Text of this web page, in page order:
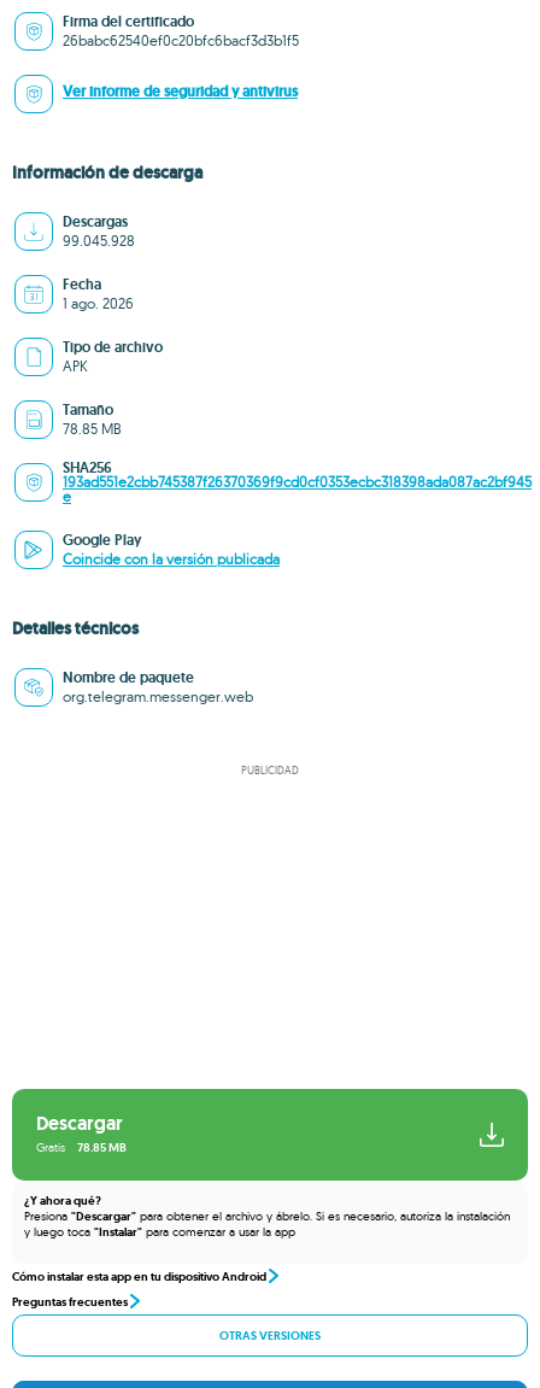
Firma del certificado
26babc62540ef0c20bfc6bacf3d3b1f5
Ver informe de seguridad y antivirus
Información de descarga
Descargas
99.045.928
Fecha
1 ago. 2026
Tipo de archivo
APK
Tamaño
78.85 MB
SHA256
193ad551e2cbb745387f26370369f9cd0cf0353ecbc318398ada087ac2bf945
e
Google Play
Coincide con la versión publicada
Detalles técnicos
Nombre de paquete
org.telegram.messenger.web
PUBLICIDAD
Descargar
78.85 MB
Gratis
¿Y ahora qué?
Presiona "Descargar" para obtener el archivo y ábrelo. Si es necesario, autoriza la instalación
y luego toca "Instalar" para comenzar a usar la app
Cómo instalar esta app en tu dispositivo Android
Preguntas frecuentes
OTRAS VERSIONES